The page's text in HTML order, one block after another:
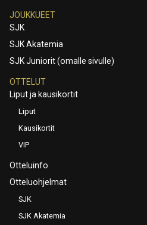
JOUKKUEET
SJK
SJK Akatemia
SJK Juniorit (omalle sivulle)
OTTELUT
Liput ja kausikortit
Liput
Kausikortit
VIP
Otteluinfo
Otteluohjelmat
SJK
SJK Akatemia